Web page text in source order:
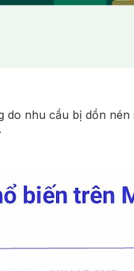
nhu cầu bị dồn